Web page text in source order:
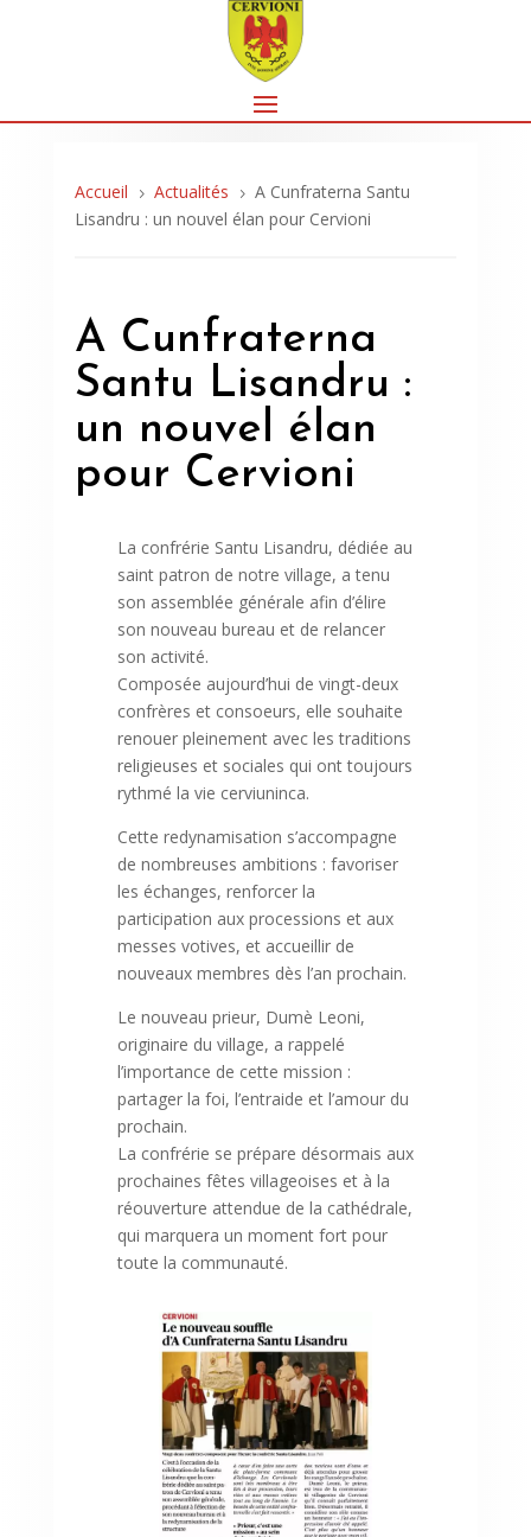
Accueil 5 Actualités 5 A Cunfraterna Santu
Lisandru : un nouvel élan pour Cervioni
A Cunfraterna
Santu Lisandru :
un nouvel élan
pour Cervioni
La confrérie Santu Lisandru, dédiée au
saint patron de notre village, a tenu
son assemblée générale afin d’élire
son nouveau bureau et de relancer
son activité.
Composée aujourd’hui de vingt-deux
confrères et consoeurs, elle souhaite
renouer pleinement avec les traditions
religieuses et sociales qui ont toujours
rythmé la vie cerviuninca.
Cette redynamisation s’accompagne
de nombreuses ambitions : favoriser
les échanges, renforcer la
participation aux processions et aux
messes votives, et accueillir de
nouveaux membres dès l’an prochain.
Le nouveau prieur, Dumè Leoni,
originaire du village, a rappelé
l’importance de cette mission :
partager la foi, l’entraide et l’amour du
prochain.
La confrérie se prépare désormais aux
prochaines fêtes villageoises et à la
réouverture attendue de la cathédrale,
qui marquera un moment fort pour
toute la communauté.